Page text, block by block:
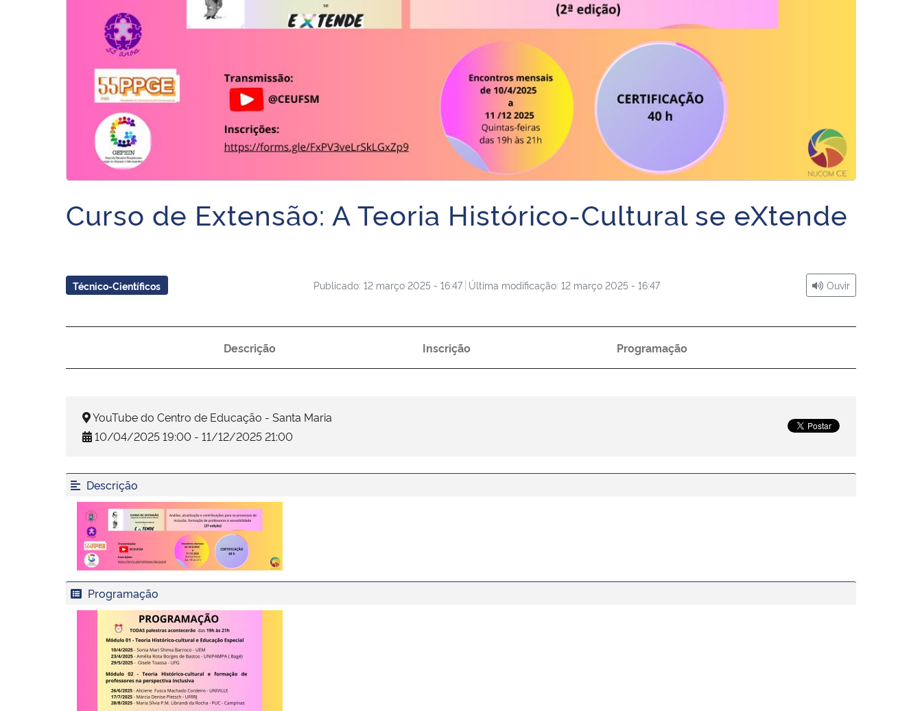
Curso de Extensão: A Teoria Histórico-Cultural se eXtende
Técnico-Científicos Publicado: 12 março 2025 - 16:47 Última modificação: 12 março 2025 - 16:47 Ouvir
Descrição Inscrição Programação
YouTube do Centro de Educação - Santa Maria
10/04/2025 19:00 - 11/12/2025 21:00
Descrição
Programação